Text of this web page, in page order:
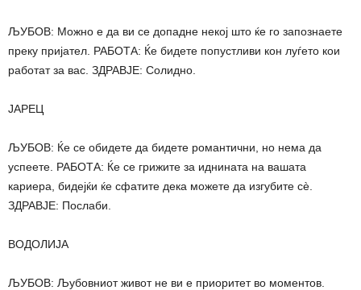
ЉУБОВ: Можно е да ви се допадне некој што ќе го запознаете
преку пријател. РАБОТА: Ќе бидете попустливи кон луѓето кои
работат за вас. ЗДРАВЈЕ: Солидно.
ЈАРЕЦ
ЉУБОВ: Ќе се обидете да бидете романтични, но нема да
успеете. РАБОТА: Ќе се грижите за иднината на вашата
кариера, бидејќи ќе сфатите дека можете да изгубите сè.
ЗДРАВЈЕ: Послаби.
ВОДОЛИЈА
ЉУБОВ: Љубовниот живот не ви е приоритет во моментов.